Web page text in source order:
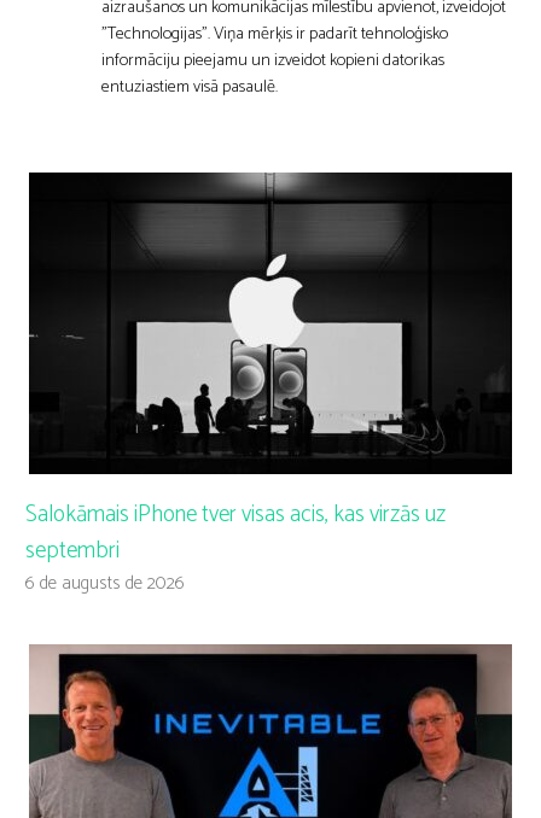
aizraušanos un komunikācijas mīlestību apvienot, izveidojot
"Technologijas". Viņa mērķis ir padarīt tehnoloģisko
informāciju pieejamu un izveidot kopieni datorikas
entuziastiem visā pasaulē.
Salokāmais iPhone tver visas acis, kas virzās uz
septembri
6 de augusts de 2026